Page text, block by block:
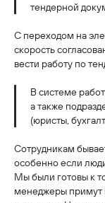
тендерной
С переходом на
скорость
вести работу по
В системе
а также
(юристы,
Сотрудникам
особенно если
Мы были готовы к
менеджеры примут